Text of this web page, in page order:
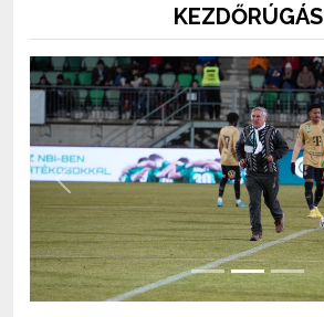
KEZDŐRÚGÁS
Previous